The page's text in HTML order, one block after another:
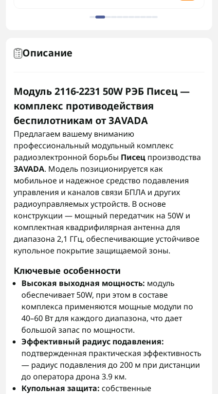
Описание
Модуль 2116-2231 50W РЭБ Писец —
комплекс противодействия
беспилотникам от ЗАVADA
Предлагаем вашему вниманию
профессиональный модульный комплекс
радиоэлектронной борьбы Писец производства
ЗАVADA. Модель позиционируется как
мобильное и надежное средство подавления
управления и каналов связи БПЛА и других
радиоуправляемых устройств. В основе
конструкции — мощный передатчик на 50W и
комплектная квадрифилярная антенна для
диапазона 2,1 ГГц, обеспечивающие устойчивое
купольное покрытие защищаемой зоны.
Ключевые особенности
Высокая выходная мощность: модуль
обеспечивает 50W, при этом в составе
комплекса применяются мощные модули по
40–60 Вт для каждого диапазона, что дает
большой запас по мощности.
Эффективный радиус подавления:
подтвержденная практическая эффективность
— радиус подавления до 200 м при дистанции
до оператора дрона 3.9 км.
Купольная защита: собственные